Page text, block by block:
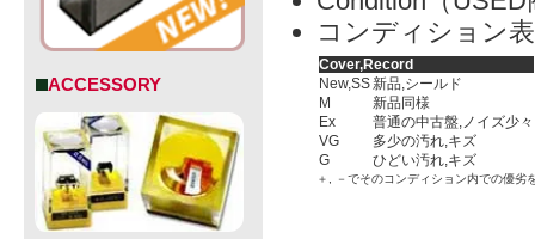
ACCESSORY
コンディション
Cover,Record
New,SS新品,シールド
M
新品同様
Ex
普通の中古盤,ノイズ少々
VG
多少の汚れ,キズ
G
ひどい汚れ,キズ
＋, －でそのコンディション内での優劣